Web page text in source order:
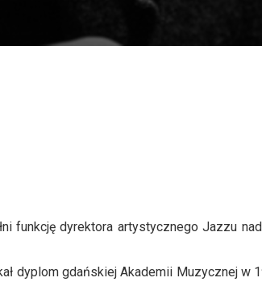
funkcję dyrektora artystycznego Jazzu
dyplom gdańskiej Akademii Muzycznej w